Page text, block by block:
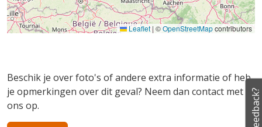
Leaflet| ©OpenStreetMapcontributors
Beschik je over foto's of andere extra informatie of heb
je opmerkingen over dit geval? Neem dan contact met
ons op.
Feedback?